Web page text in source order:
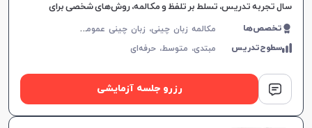
سال تجربه تدریس، تسلط بر تلفظ و مکالمه، روش‌های شخصی برای
تقویت مهارت‌های زبانی.
تخصص‌ها م
کالمه زبان چینی، زبان چینی عمومی، زبان چینی کودکان
سطوح‌تدریس مبتدی، متوسط،حرفه‌ای
رزرو جلسه آزمایشی